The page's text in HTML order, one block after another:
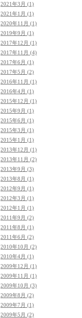
2021年3月 (1)
2021年1月 (1)
2020年11月 (1)
2019年9月 (1)
2017年12月 (1)
2017年11月 (4)
2017年6月 (1)
2017年5月 (2)
2016年11月 (1)
2016年4月 (1)
2015年12月 (1)
2015年9月 (1)
2015年6月 (1)
2015年3月 (1)
2015年1月 (1)
2013年12月 (1)
2013年11月 (2)
2013年9月 (3)
2013年8月 (1)
2012年9月 (1)
2012年3月 (1)
2012年1月 (1)
2011年9月 (2)
2011年8月 (1)
2011年6月 (2)
2010年10月 (2)
2010年4月 (1)
2009年12月 (1)
2009年11月 (1)
2009年10月 (3)
2009年8月 (2)
2009年7月 (1)
2009年5月 (2)